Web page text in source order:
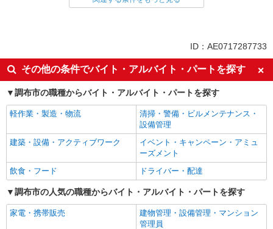
履歴書不要
未経験歓迎
大学生歓迎
主婦・主夫歓迎
フリーター歓迎
ミドル（40代～）活躍中
エルダー（50代～）活躍中
シニア（60代～）活躍中
週2～3日勤務OK
短時間勤務（1日4h以内）OK
車通勤OK
扶養内勤務OK
交通費支給
社会保険あり
まかない・食事補助
社割・特典あり
制服貸与
社員登用あり
ID：AE0717287733
その他の条件でバイト・アルバイト・パートを探す
調布市の職種からバイト・アルバイト・パートを探す
軽作業・製造・物流
清掃・警備・ビルメンテナンス・
設備管理
建築・設備・アクティブワーク
イベント・キャンペーン・アミュ
ーズメント
飲食・フード
ドライバー・配達
調布市の人気の職種からバイト・アルバイト・パートを探す
家電・携帯販売
建物管理・設備管理・マンション
管理員